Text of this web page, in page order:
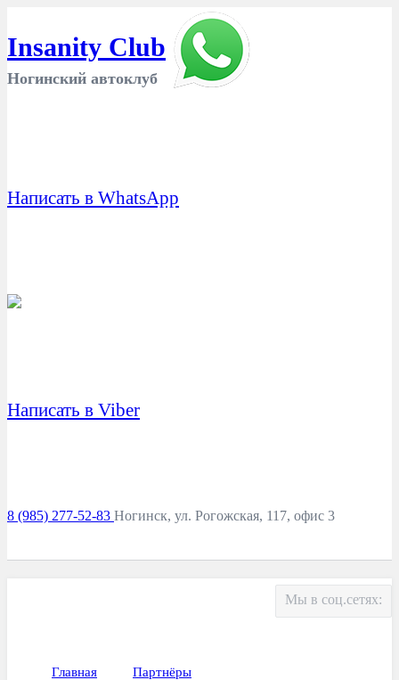
Insanity Club
Ногинский автоклуб
Написать в WhatsApp
Написать в Viber
8 (985) 277-52-83 Ногинск, ул. Рогожская, 117, офис 3
Мы в соц.сетях:
Главная Партнёры